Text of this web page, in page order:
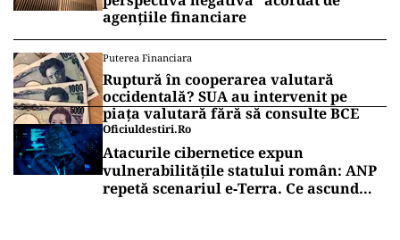
agențiile financiare
Puterea Financiara
Ruptură în cooperarea valutară
occidentală? SUA au intervenit pe
piața valutară fără să consulte BCE
Oficiuldestiri.ro
Atacurile cibernetice expun
vulnerabilitățile statului român: ANP
repetă scenariul e‑Terra. Ce ascund